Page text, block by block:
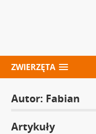
ZWIERZĘTA
Autor: Fabian
Artykuły